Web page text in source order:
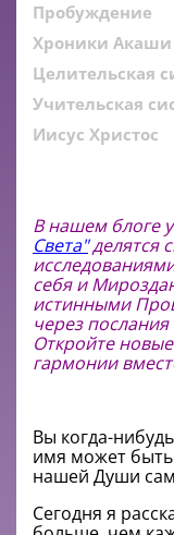
Пробуждение
Хроники Акаши
Целительская
Учительская
Иисус Христос
В нашем блоге
Света"делятся
себя и
истинными
через
Откройте
гармонии
Вы когда-
имя может быть
нашей Души
Сегодня я